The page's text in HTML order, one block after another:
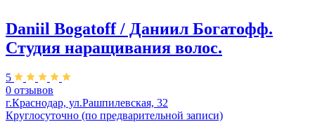
Daniil Bogatoff / Даниил Богатофф.
Студия наращивания волос.
5
0 отзывов
г.Краснодар, ул.Рашпилевская, 32
Круглосуточно (по предварительной записи)